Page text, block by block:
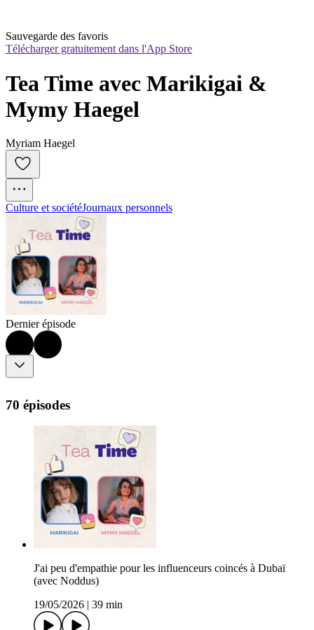
Sauvegarde des favoris
Télécharger gratuitement dans l'App Store
Tea Time avec Marikigai &
Mymy Haegel
Myriam Haegel
Culture et sociétéJournaux personnels
Dernier épisode
70 épisodes
J'ai peu d'empathie pour les influenceurs coincés à Dubaï
(avec Noddus)
19/05/2026
39 min